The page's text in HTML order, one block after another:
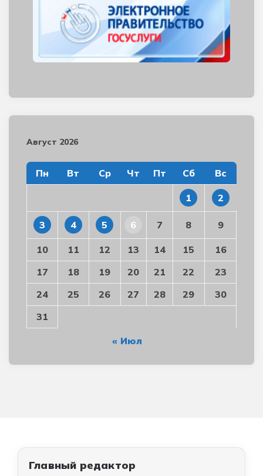
Август 2026
Пн Вт Ср Чт Пт Сб Вс
1 2
3 4 5 6 7 8 9
10 11 12 13 14 15
16
17
18 19 20 21 22
23
24
25 26 27 28 29
30
31
« Июл
Главный редактор